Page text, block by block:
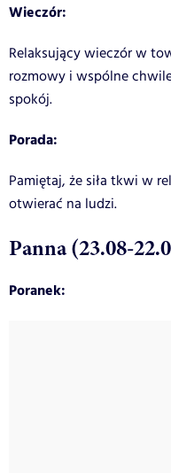
Wieczór:
Relaksujący wieczór w
rozmowy i wspólne
spokój.
Porada:
Pamiętaj, że siła tkwi w
otwierać na ludzi.
Panna (23.08-
Poranek: